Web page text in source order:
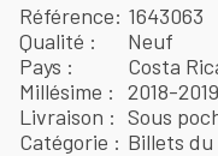
Référence 1643063
Qualité
Neuf
Pays
Costa
Millésime
2018-2019
Livraison
Sous
Catégorie
Billets du